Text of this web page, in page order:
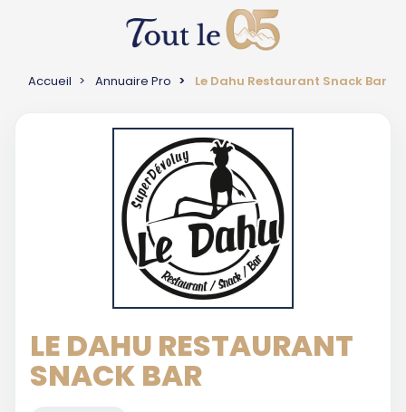
Accueil Annuaire Pro Le Dahu Restaurant Snack Bar
LE DAHU RESTAURANT
SNACK BAR